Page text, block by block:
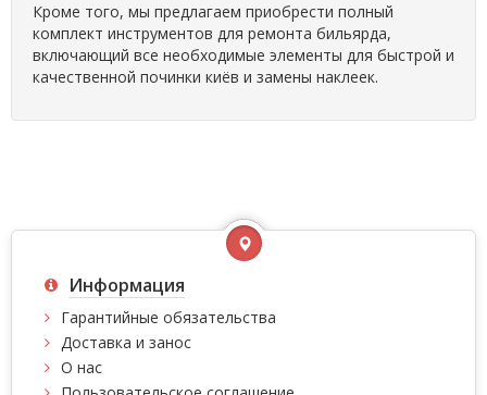
Кроме того, мы предлагаем приобрести полный
комплект инструментов для ремонта бильярда,
включающий все необходимые элементы для быстрой и
качественной починки киёв и замены наклеек.
Информация
Гарантийные обязательства
Доставка и занос
О нас